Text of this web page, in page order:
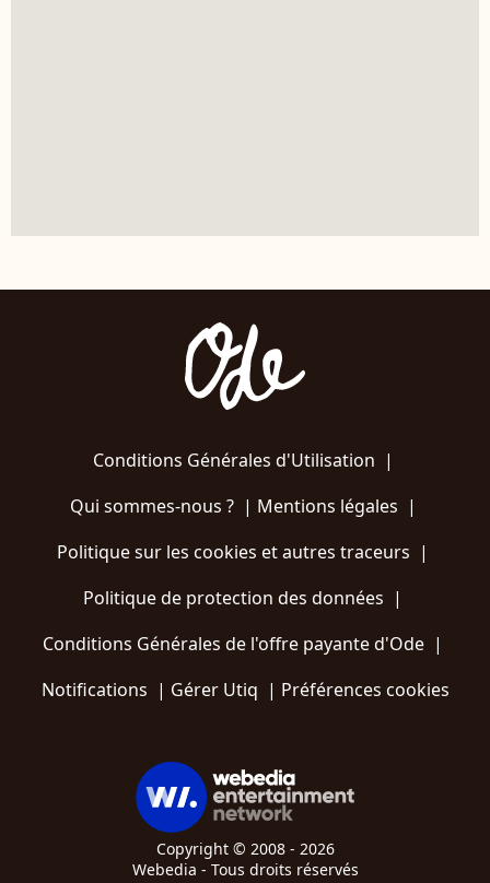
Conditions Générales d'Utilisation |
Qui sommes-nous ?| Mentions légales |
Politique sur les cookies et autres traceurs |
Politique de protection des données |
Conditions Générales de l'offre payante d'Ode |
Notifications | Gérer Utiq | Préférences cookies
Copyright © 2008 - 2026
Webedia - Tous droits réservés